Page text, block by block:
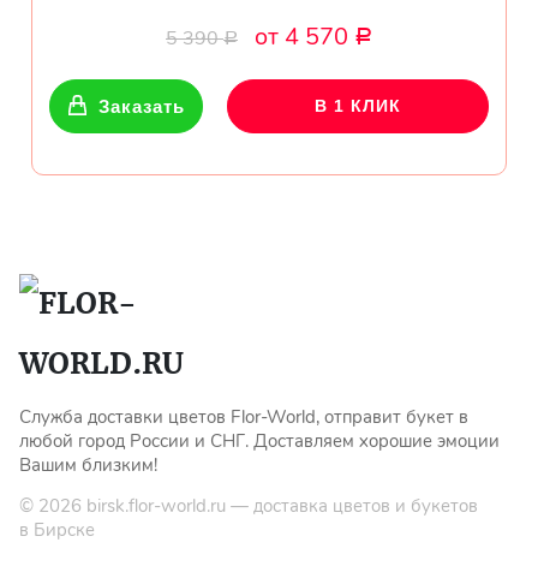
5 390Р от 4 570 Р
Заказать В 1 КЛИК
Служба доставки цветов Flor-World, отправит букет в
любой город России и СНГ. Доставляем хорошие эмоции
Вашим близким!
© 2026 birsk.flor-world.ru — доставка цветов и букетов
в Бирске